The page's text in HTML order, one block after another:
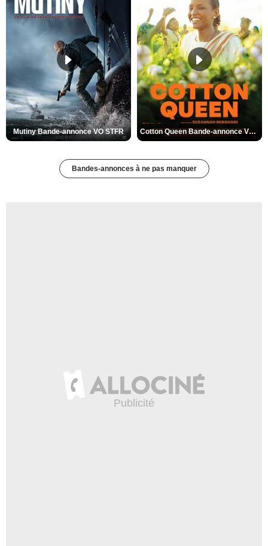
Mutiny Bande-annonce VO STFR Cotton Queen Bande-annonce VO STFR
Bandes-annonces à ne pas manquer